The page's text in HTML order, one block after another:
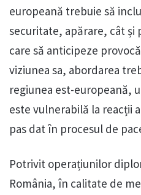
europeană trebuie să
securitate, apărare, cât și
care să anticipeze
viziunea sa, abordarea
regiunea est-europeană,
este vulnerabilă la reacții
pas dat în procesul de
Potrivit operațiunilor
România, în calitate de